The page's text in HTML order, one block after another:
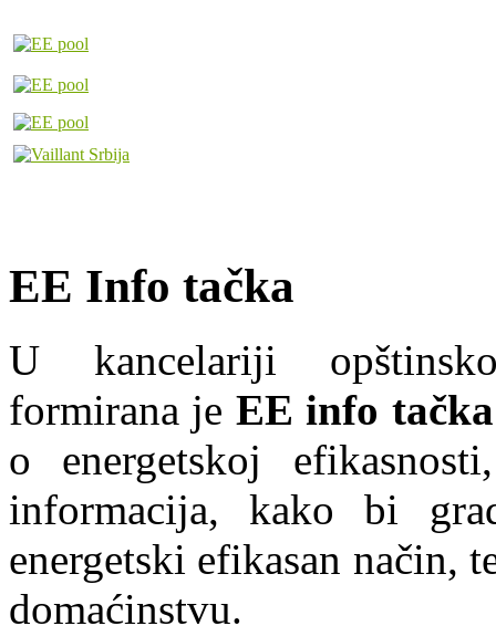
EE Info tačka
U kancelariji
formirana je EE info tačka
o energetskoj
informacija, kako bi
energetski efikasan način,
domaćinstvu.